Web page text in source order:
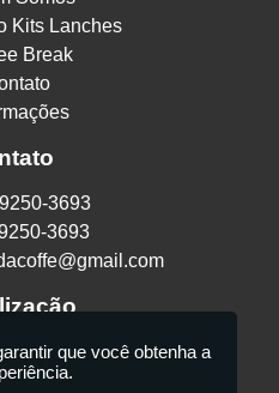
Kits Lanches
Break
3693
3693
Vila Maria Alta - São
02130-080
que você obtenha a